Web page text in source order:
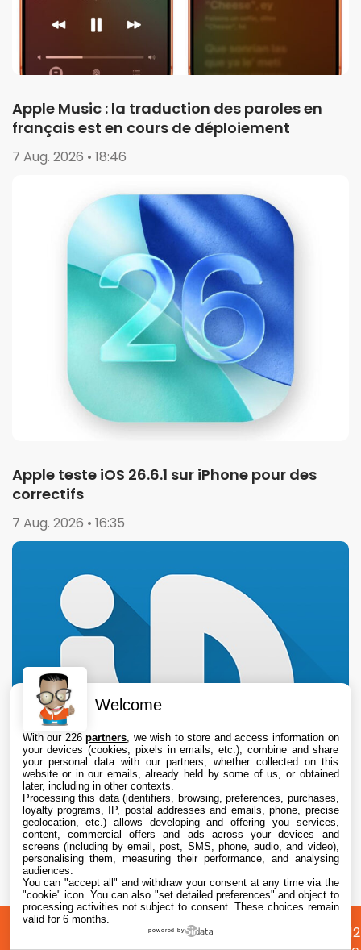
Apple Music : la traduction des paroles en
français est en cours de déploiement
7 Aug. 2026 • 18:46
Apple teste iOS 26.6.1 sur iPhone pour des
correctifs
7 Aug. 2026 • 16:35
L’iPhone original de 2007 perd son dernier
réseau mobile aux États-Unis avec l’arrêt de
la 2G
7 Aug. 2026 • 15:55
Préférences
Confidentialité
©
Welcome
With our 226partners , we wish to store and access information on
your devices (cookies, pixels in emails, etc.), combine and share
your personal data with our partners, whether collected on this
website or in our emails, already held by some of us, or obtained
later, including in other contexts.
Processing this data (identifiers, browsing, preferences, purchases,
loyalty programs, IP, postal addresses and emails, phone, precise
geolocation, etc.) allows developing and offering you services,
content, commercial offers and ads across your devices and
screens (including by email, post, SMS, phone, audio, and video),
personalising them, measuring their performance, and analysing
audiences.
You can "accept all" and withdraw your consent at any time via the
"cookie" icon. You can also "set detailed preferences" and object to
processing activities not subject to consent. These choices remain
valid for 6 months.
powered by